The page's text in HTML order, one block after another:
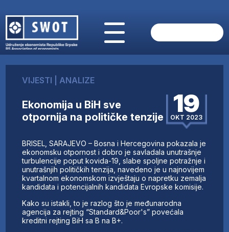
O NAMA
AKTUELNO
ANALIZE
FINANSIJE
IZ STRANIH MEDIJA
AKTIVNOSTI
SWOT INTERVJU
KONTAKT
VIJESTI ANALIZE
Ekonomija u BiH sve
otpornija na političke tenzije
19
OKT 2023
BRISEL, SARAJEVO – Bosna i Hercegovina pokazala je
ekonomsku otpornost i dobro je savladala unutrašnje
turbulencije poput kovida-19, slabe spoljne potražnje i
unutrašnjih političkih tenzija, navedeno je u najnovijem
kvartalnom ekonomskom izvještaju o napretku zemalja
kandidata i potencijalnih kandidata Evropske komisije.
Kako su istakli, to je razlog što je međunarodna
agencija za rejting “Standard&Poor's” povećala
kreditni rejting BiH sa B na B+.